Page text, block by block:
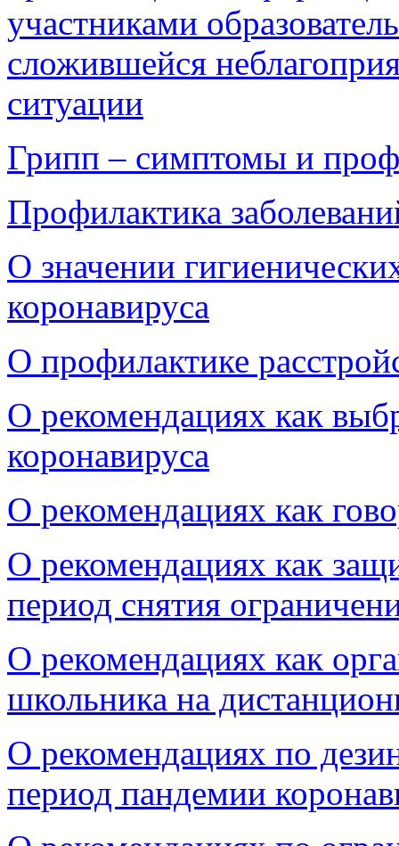
участниками
сложившейся
ситуации
Грипп – симптомы и
Профилактика
О значении
коронавируса
О профилактике
О рекомендациях как
коронавируса
О рекомендациях как
О рекомендациях как
период снятия
О рекомендациях как
школьника на
О рекомендациях по
период пандемии